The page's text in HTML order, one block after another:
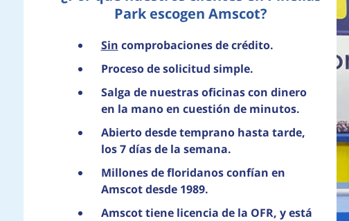
Park escogen Amscot?
Sin comprobaciones de crédito.
Proceso de solicitud simple.
Salga de nuestras oficinas con dinero
en la mano en cuestión de minutos.
Abierto desde temprano hasta tarde,
los 7 días de la semana.
Millones de floridanos confían en
Amscot desde 1989.
Amscot tiene licencia de la OFR, y está